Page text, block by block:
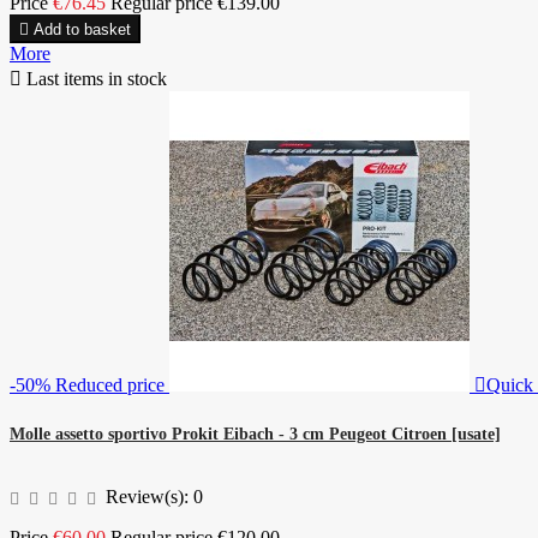
 Add to basket
More
 Last items in stock
-50% Reduced price Quick
Molle assetto sportivo Prokit Eibach - 3 cm Peugeot Citroen [usate]
Review(s): 0